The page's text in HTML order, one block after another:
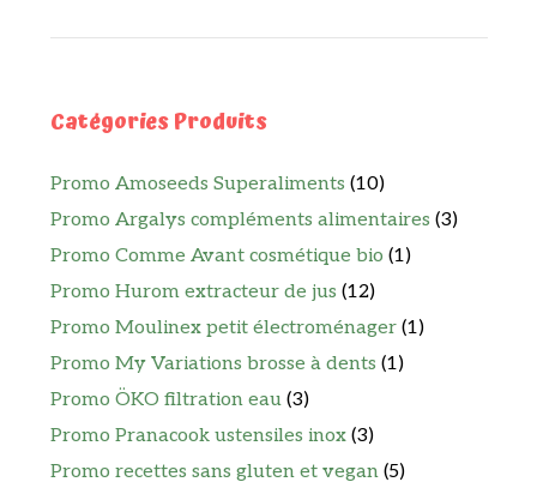
Catégories Produits
Promo Amoseeds Superaliments (10)
Promo Argalys compléments alimentaires (3)
Promo Comme Avant cosmétique bio (1)
Promo Hurom extracteur de jus (12)
Promo Moulinex petit électroménager (1)
Promo My Variations brosse à dents (1)
Promo ÖKO filtration eau (3)
Promo Pranacook ustensiles inox (3)
Promo recettes sans gluten et vegan (5)